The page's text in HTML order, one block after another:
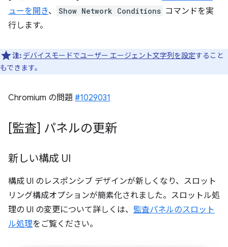
ューを開き、 Show Network Conditions コマンドを実
行します。
注: デバイスモードでユーザー エージェント文字列を設定すること
もできます。
Chromium の問題 #1029031
[監査] パネルの更新
新しい構成 UI
構成 UI のレスポンシブ デザインが新しくなり、スロット
リング構成オプションが簡素化されました。スロットル処
理の UI の変更について詳しくは、 監査パネルのスロット
ル処理をご覧ください。